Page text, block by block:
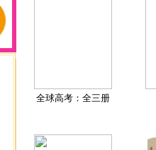
全球高考：全三册